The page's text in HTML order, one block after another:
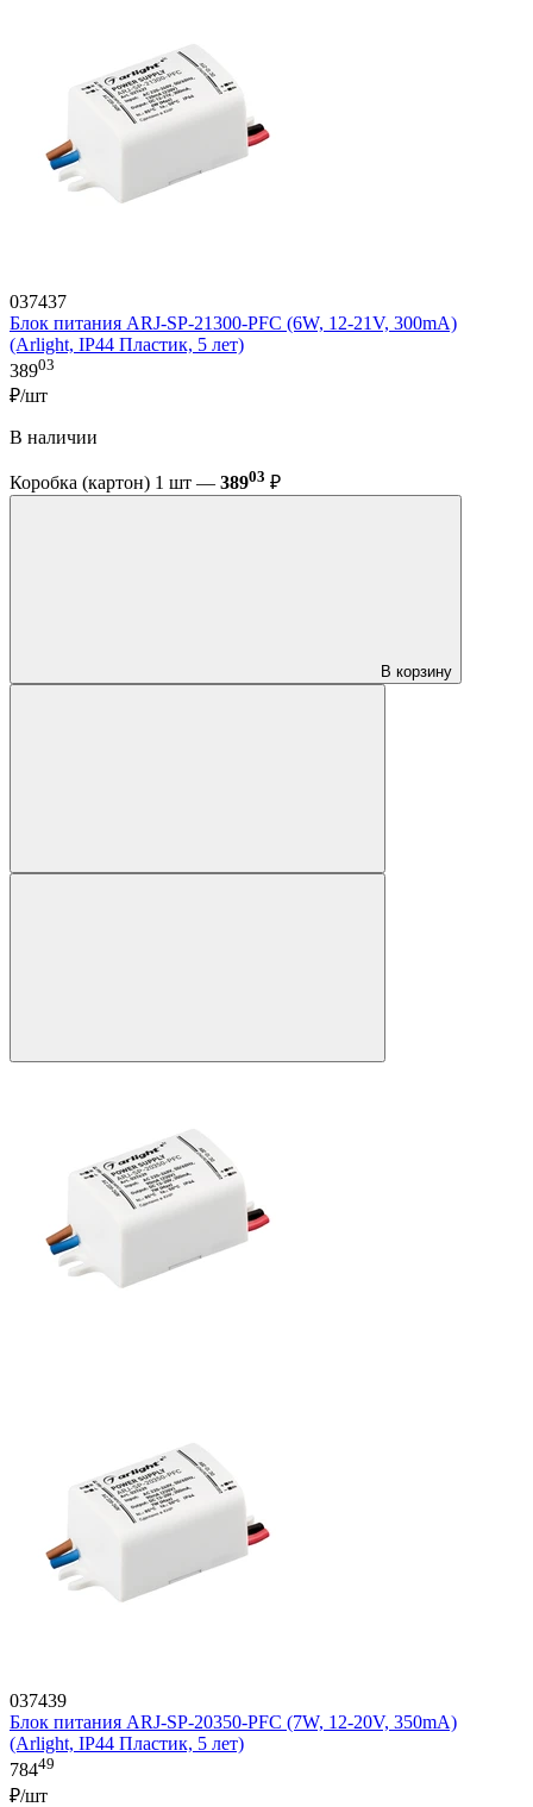
037437
Блок питания ARJ-SP-21300-PFC (6W, 12-21V, 300mA)
(Arlight, IP44 Пластик, 5 лет)
38903
₽/шт
В наличии
Коробка (картон) 1 шт — 38903 ₽
В корзину
037439
Блок питания ARJ-SP-20350-PFC (7W, 12-20V, 350mA)
(Arlight, IP44 Пластик, 5 лет)
78449
₽/шт